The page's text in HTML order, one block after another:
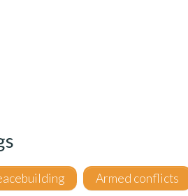
Armed conflicts